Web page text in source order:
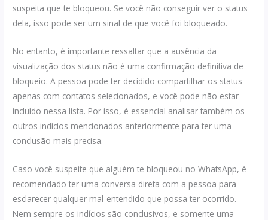
suspeita que te bloqueou. Se você não conseguir ver o status
dela, isso pode ser um sinal de que você foi bloqueado.
No entanto, é importante ressaltar que a ausência da
visualização dos status não é uma confirmação definitiva de
bloqueio. A pessoa pode ter decidido compartilhar os status
apenas com contatos selecionados, e você pode não estar
incluído nessa lista. Por isso, é essencial analisar também os
outros indícios mencionados anteriormente para ter uma
conclusão mais precisa.
Caso você suspeite que alguém te bloqueou no WhatsApp, é
recomendado ter uma conversa direta com a pessoa para
esclarecer qualquer mal-entendido que possa ter ocorrido.
Nem sempre os indícios são conclusivos, e somente uma